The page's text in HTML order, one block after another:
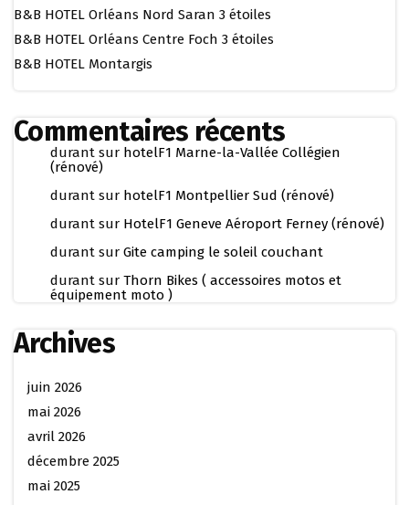
B&B HOTEL Orléans Nord Saran 3 étoiles
B&B HOTEL Orléans Centre Foch 3 étoiles
B&B HOTEL Montargis
Commentaires récents
durant sur hotelF1 Marne-la-Vallée Collégien
(rénové)
durant sur hotelF1 Montpellier Sud (rénové)
durant sur HotelF1 Geneve Aéroport Ferney (rénové)
durant sur Gite camping le soleil couchant
durant sur Thorn Bikes ( accessoires motos et
équipement moto )
Archives
juin 2026
mai 2026
avril 2026
décembre 2025
mai 2025